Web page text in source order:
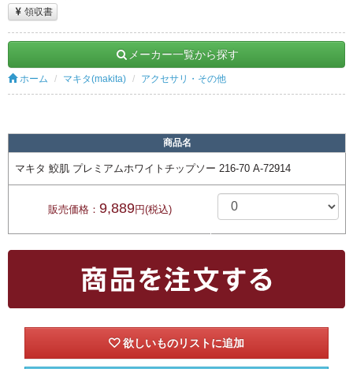
領収書
メーカー一覧から探す
ホーム マキタ(makita) アクセサリ・その他
商品名
マキタ 鮫肌 プレミアムホワイトチップソー 216-70 A-72914
販売価格： 9,889円(税込)